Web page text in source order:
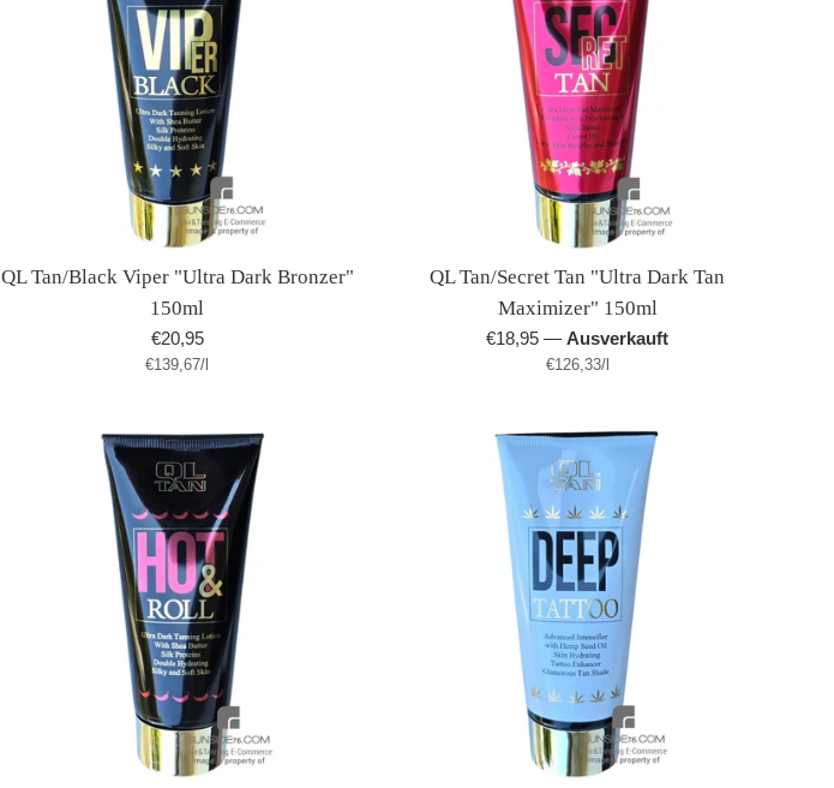
QL Tan/Black Viper "Ultra Dark Bronzer"
150ml
Normaler
Preis
€20,95
Stückpreis
€139,67/pro
QL Tan/Secret Tan "Ultra Dark Tan
Maximizer" 150ml
Normaler
€18,95—Ausverkauft
Stückpreis
€126,33/pro
l